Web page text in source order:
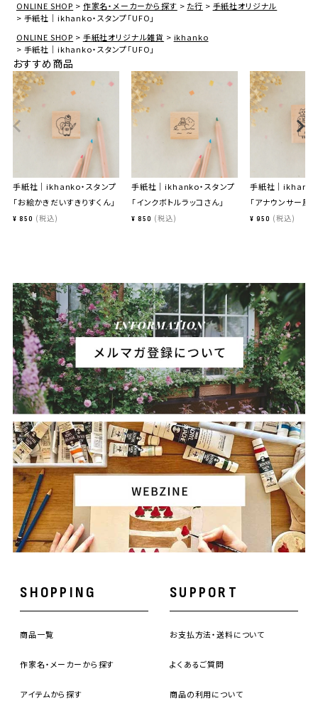
ONLINE SHOP
作家名・メーカーから探す た行
手紙社オリジナル
手紙社｜ikhanko・スタンプ「UFO」
ONLINE SHOP
手紙社オリジナル雑貨
ikhanko
手紙社｜ikhanko・スタンプ「UFO」
おすすめ商品
手紙社｜ikhanko・スタンプ
「お絵かきだいすきりすくん」
¥ 850 税込
手紙社｜ikhanko・スタンプ
「インクボトルラッコさん」
¥ 850 税込
手紙社｜ikhanko
「アナウンサー風
¥ 950 税込
SHOPPING
商品一覧
作家名・メーカーから探す
アイテムから探す
SUPPORT
お支払方法・送料について
よくあるご質問
商品の利用について